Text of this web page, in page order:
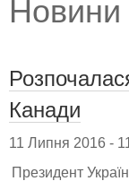
Новини
Канади
11 Липня 2016 -
Президент